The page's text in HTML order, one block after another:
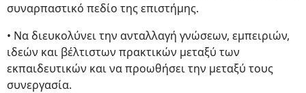
συναρπαστικό πεδίο της επιστήμης.
• Να διευκολύνει την ανταλλαγή γνώσεων, εμπειριών,
ιδεών και βέλτιστων πρακτικών μεταξύ των
εκπαιδευτικών και να προωθήσει την μεταξύ τους
συνεργασία.